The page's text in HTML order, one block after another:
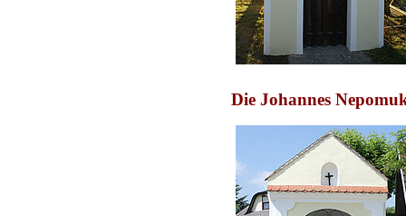
Die Johannes